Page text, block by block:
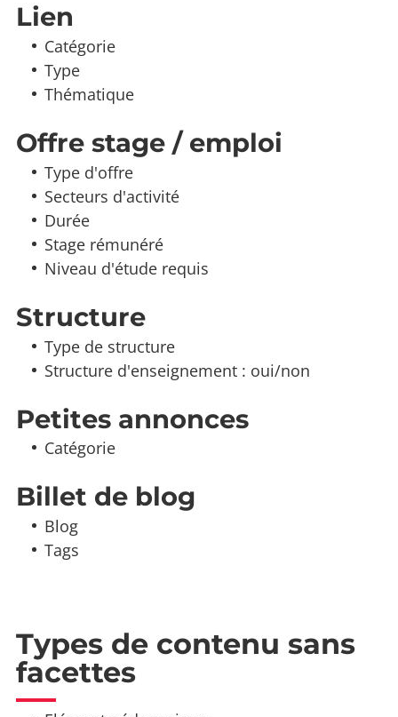
Lien
Catégorie
Type
Thématique
Offre stage / emploi
Type d'offre
Secteurs d'activité
Durée
Stage rémunéré
Niveau d'étude requis
Structure
Type de structure
Structure d'enseignement : oui/non
Petites annonces
Catégorie
Billet de blog
Blog
Tags
Types de contenu sans
facettes